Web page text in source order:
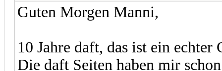
Guten Morgen Manni,
10 Jahre daft, das ist ein
Die daft Seiten haben mir